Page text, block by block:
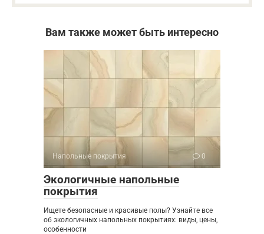
Вам также может быть интересно
Напольные покрытия 0
Экологичные напольные
покрытия
Ищете безопасные и красивые полы? Узнайте все
об экологичных напольных покрытиях: виды, цены,
особенности